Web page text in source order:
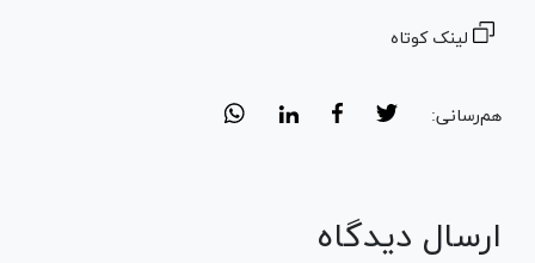
لینک کوتاه
هم‌رسانی:
ارسال دیدگاه